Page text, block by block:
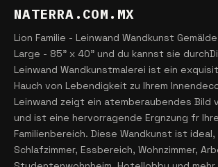
NATERRA.COM.MX
Lion Familie - Leinwand Wandkunst
Large - 85" x 40" und du kannst sie
Leinwand Wandkunstmalerei ist ein
Hauch von Lebendigkeit zu Ihrem
Leinwand zeigt ein atemberaubendes Bild
und ist eine hervorragende Ergnzung fr
Familienbereich. Diese Wandkunst ist ideal,
Schlafzimmer, Essbereich, Wohnzimmer,